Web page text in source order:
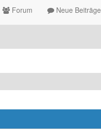
Forum Neue Beiträge